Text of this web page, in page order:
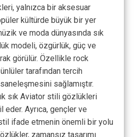
yalnızca bir aksesuar
kültürde büyük bir yer
ve moda dünyasında sık
modeli, özgürlük, güç ve
görülür. Özellikle rock
tarafından tercih
sağlamıştır.
sık Aviator stili gözlükleri
eder. Ayrıca, gençler ve
ifade etmenin önemli bir yolu
zamansız tasarımı